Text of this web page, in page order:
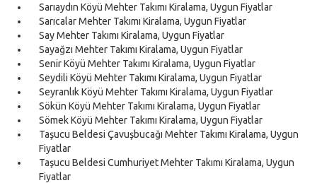
Sarıaydın Köyü Mehter Takımı Kiralama, Uygun Fiyatlar
Sarıcalar Mehter Takımı Kiralama, Uygun Fiyatlar
Say Mehter Takımı Kiralama, Uygun Fiyatlar
Sayağzı Mehter Takımı Kiralama, Uygun Fiyatlar
Senir Köyü Mehter Takımı Kiralama, Uygun Fiyatlar
Seydili Köyü Mehter Takımı Kiralama, Uygun Fiyatlar
Seyranlık Köyü Mehter Takımı Kiralama, Uygun Fiyatlar
Sökün Köyü Mehter Takımı Kiralama, Uygun Fiyatlar
Sömek Köyü Mehter Takımı Kiralama, Uygun Fiyatlar
Taşucu Beldesi Çavuşbucağı Mehter Takımı Kiralama, Uygun
Fiyatlar
Taşucu Beldesi Cumhuriyet Mehter Takımı Kiralama, Uygun
Fiyatlar